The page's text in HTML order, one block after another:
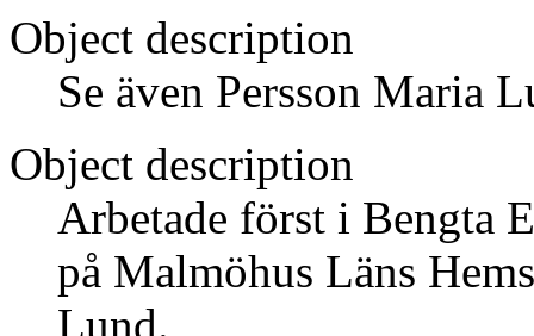
Object description
Se även Persson Maria
Object description
Arbetade först i Bengta
på Malmöhus Läns
Lund.